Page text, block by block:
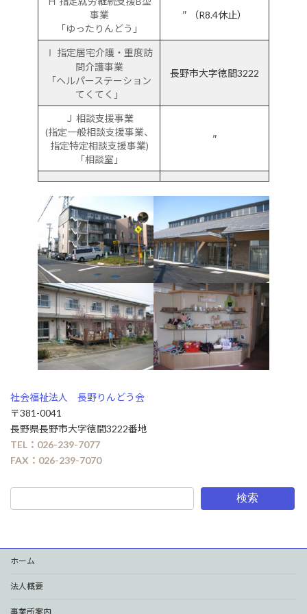
事業
「ゆったりんどう」
″ （R8.4休止）
Ⅰ 指定居宅介護・重度訪
問介護事業
「ヘルパーステーション
てくてく」
長野市大字徳間3222
Ｊ 相談支援事業
(指定一般相談支援事業、
指定特定相談支援事業)
「相談室」
″
社会福祉法人 長野りんどう会
〒381-0041
長野県長野市大字徳間3222番地
TEL：026-239-7077
FAX：026-239-7070
検索
ホーム
法人概要
事業所案内